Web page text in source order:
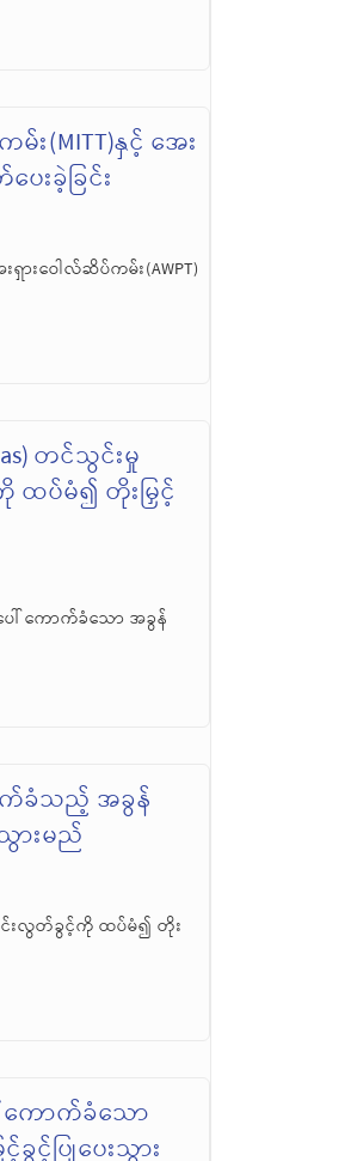
း(MITT)နှင့် အေး
းခဲ့ခြင်း
ားဝေါလ်ဆိပ်ကမ်း(AWPT)
တင်သွင်းမှု
ပ်မံ၍ တိုးမြှင့်
ေါ် ကောက်ခံသော အခွန်
ာက်ခံသည့် အခွန်
ားမည်
င်းလွတ်ခွင့်ကို ထပ်မံ၍ တိုး
ကောက်ခံသော
ပြုပေးသွား